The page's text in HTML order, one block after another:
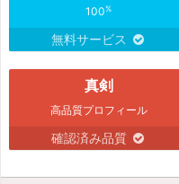
to
100%
無料サービス
真剣
高品質プロフィール
確認済み品質